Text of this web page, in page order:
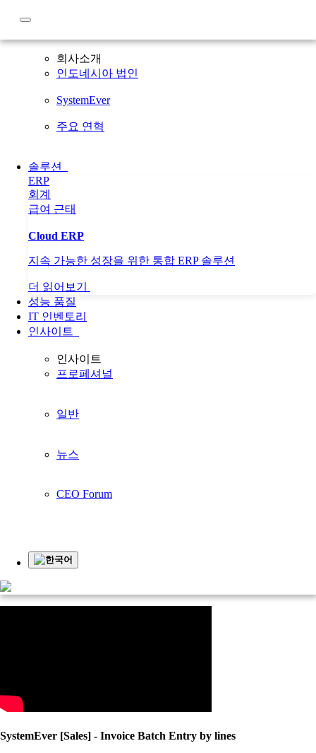
회사소개
인도네시아 법인
SystemEver
주요 연혁
솔루션
ERP
회계
급여 근태
Cloud ERP
지속 가능한 성장을 위한 통합 ERP 솔루션
더 읽어보기
성능 품질
IT 인벤토리
인사이트
인사이트
프로페셔널
일반
뉴스
CEO Forum
한국어
귀하의 비즈니스를
더 좋게 만들기
귀사의 사업과 함께 성장합니다
SystemEver [Sales] - Invoice Batch Entry by lines